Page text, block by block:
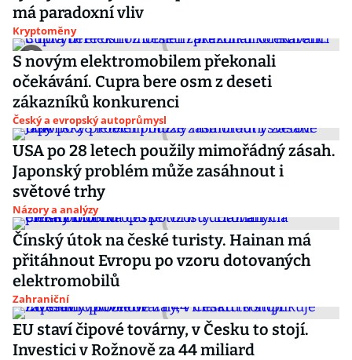
má paradoxní vliv
Kryptoměny
S novým elektromobilem překonali
očekávání. Cupra bere osm z deseti
zákazníků konkurenci
Český a evropský autoprůmysl
USA po 28 letech použily mimořádný zásah.
Japonský problém může zasáhnout i
světové trhy
Názory a analýzy
Čínský útok na české turisty. Hainan má
přitáhnout Evropu po vzoru dotovaných
elektromobilů
Zahraniční
EU staví čipové továrny, v Česku to stojí.
Investici v Rožnově za 44 miliard